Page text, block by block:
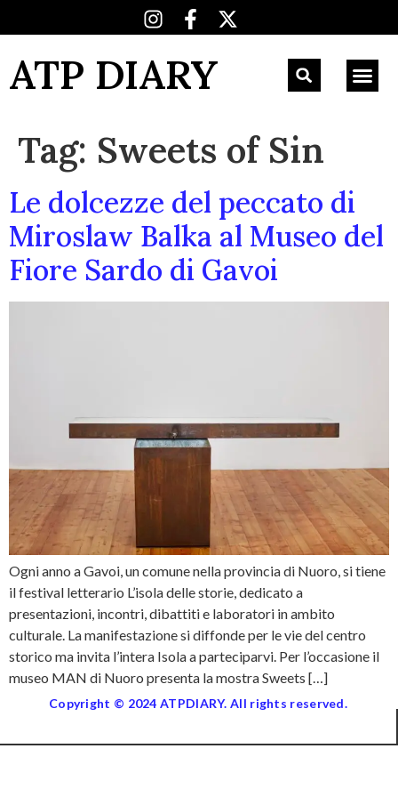
ATP DIARY
Tag: Sweets of Sin
Le dolcezze del peccato di
Miroslaw Balka al Museo del
Fiore Sardo di Gavoi
Ogni anno a Gavoi, un comune nella provincia di Nuoro, si tiene
il festival letterario L’isola delle storie, dedicato a
presentazioni, incontri, dibattiti e laboratori in ambito
culturale. La manifestazione si diffonde per le vie del centro
storico ma invita l’intera Isola a parteciparvi. Per l’occasione il
museo MAN di Nuoro presenta la mostra Sweets […]
Copyright © 2024 ATPDIARY. All rights reserved.